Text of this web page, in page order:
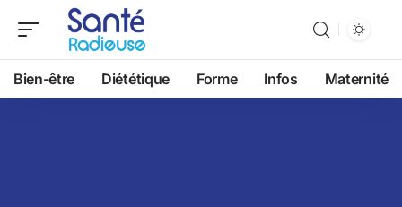
Bien-être Diététique Forme Infos Maternité